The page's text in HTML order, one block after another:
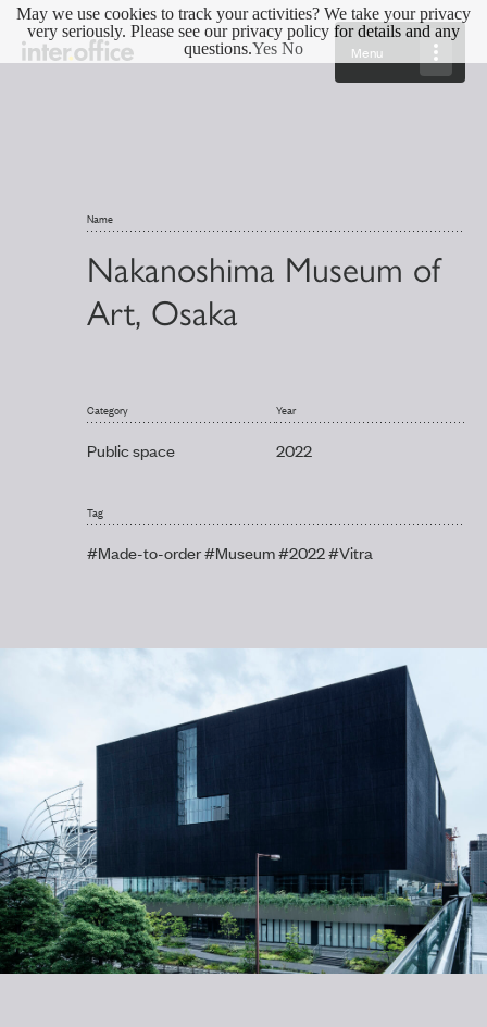
Name
Nakanoshima Museum of
Art, Osaka
Category
Public space
Year
2022
Tag
#Made-to-order#Museum#2022#Vitra
Menu
May we use cookies to track your activities? We take your privacy
very seriously. Please see our privacy policy for details and any
questions.Yes No